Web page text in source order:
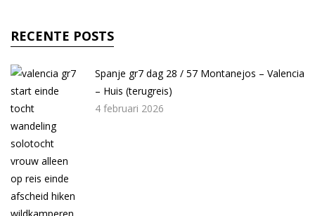
RECENTE POSTS
Spanje gr7 dag 28 / 57 Montanejos – Valencia
– Huis (terugreis)
4 februari 2026